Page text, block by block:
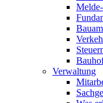
Verwaltung